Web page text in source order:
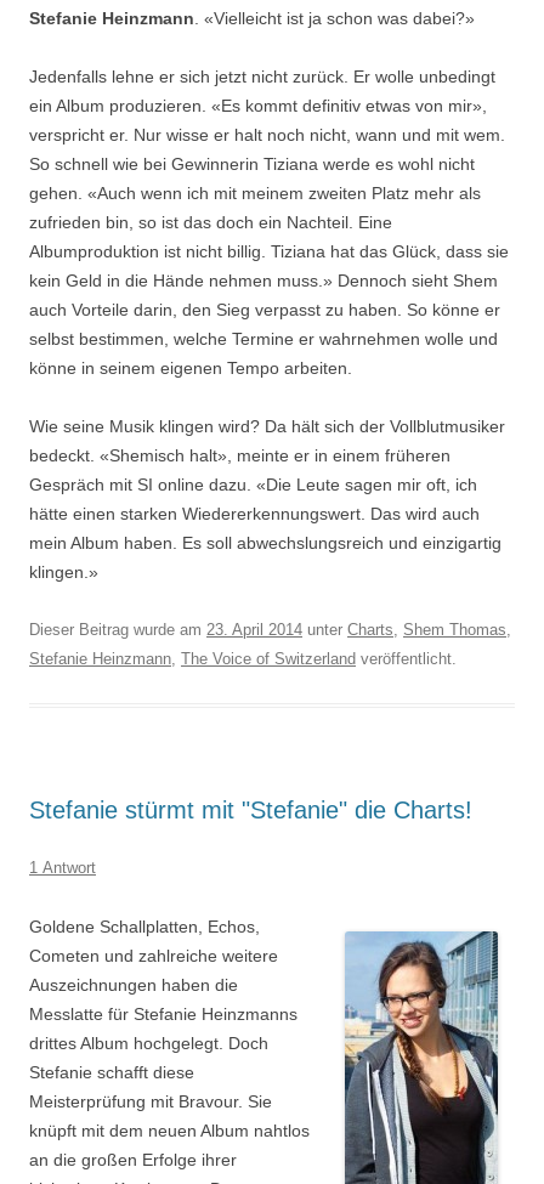
Stefanie Heinzmann . «Vielleicht ist ja schon was dabei?»
Jedenfalls lehne er sich jetzt nicht zurück. Er wolle unbedingt
ein Album produzieren. «Es kommt definitiv etwas von mir»,
verspricht er. Nur wisse er halt noch nicht, wann und mit wem.
So schnell wie bei Gewinnerin Tiziana werde es wohl nicht
gehen. «Auch wenn ich mit meinem zweiten Platz mehr als
zufrieden bin, so ist das doch ein Nachteil. Eine
Albumproduktion ist nicht billig. Tiziana hat das Glück, dass sie
kein Geld in die Hände nehmen muss.» Dennoch sieht Shem
auch Vorteile darin, den Sieg verpasst zu haben. So könne er
selbst bestimmen, welche Termine er wahrnehmen wolle und
könne in seinem eigenen Tempo arbeiten.
Wie seine Musik klingen wird? Da hält sich der Vollblutmusiker
bedeckt. «Shemisch halt», meinte er in einem früheren
Gespräch mit SI online dazu. «Die Leute sagen mir oft, ich
hätte einen starken Wiedererkennungswert. Das wird auch
mein Album haben. Es soll abwechslungsreich und einzigartig
klingen.»
Dieser Beitrag wurde am 23. April 2014 unter Charts, Shem Thomas,
Stefanie Heinzmann, The Voice of Switzerland veröffentlicht.
Stefanie stürmt mit "Stefanie" die Charts!
1 Antwort
Goldene Schallplatten, Echos,
Cometen und zahlreiche weitere
Auszeichnungen haben die
Messlatte für Stefanie Heinzmanns
drittes Album hochgelegt. Doch
Stefanie schafft diese
Meisterprüfung mit Bravour. Sie
knüpft mit dem neuen Album nahtlos
an die großen Erfolge ihrer